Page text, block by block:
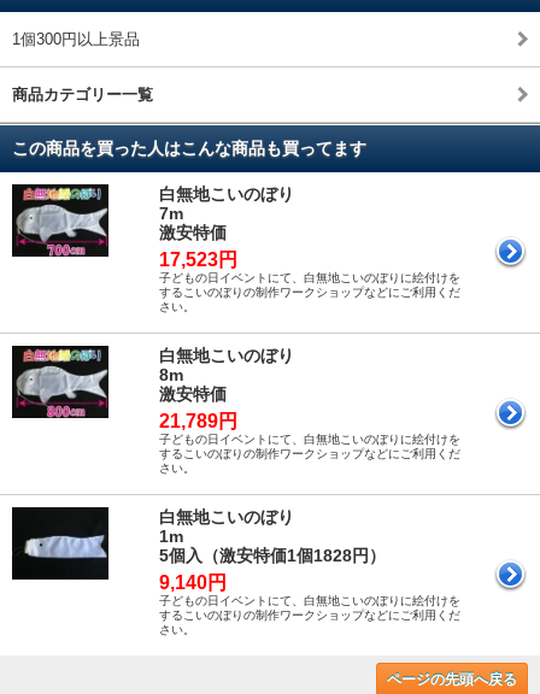
1個300円以上景品
商品カテゴリー一覧
この商品を買った人はこんな商品も買ってます
白無地こいのぼり
7m
激安特価
17,523円
子どもの日イベントにて、白無地こいのぼりに絵付けを
するこいのぼりの制作ワークショップなどにご利用くだ
さい。
白無地こいのぼり
8m
激安特価
21,789円
子どもの日イベントにて、白無地こいのぼりに絵付けを
するこいのぼりの制作ワークショップなどにご利用くだ
さい。
白無地こいのぼり
1m
5個入（激安特価1個1828円）
9,140円
子どもの日イベントにて、白無地こいのぼりに絵付けを
するこいのぼりの制作ワークショップなどにご利用くだ
さい。
ページの先頭へ戻る